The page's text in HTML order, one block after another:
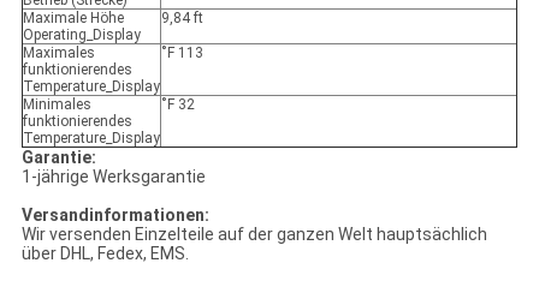
Maximale Höhe
Operating_Display
9,84 ft
Maximales
funktionierendes
Temperature_Display
˚F 113
Minimales
funktionierendes
Temperature_Display
˚F 32
Garantie:
1-jährige Werksgarantie
Versandinformationen:
Wir versenden Einzelteile auf der ganzen Welt hauptsächlich
über DHL, Fedex, EMS.